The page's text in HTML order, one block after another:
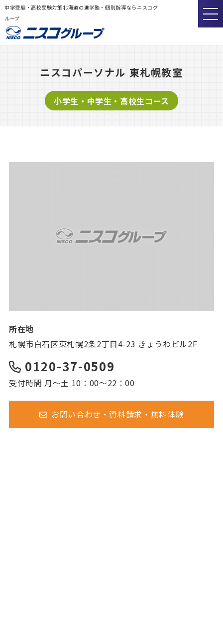
中学受験・高校受験対策北海道の進学塾・個別指導ならニスコグ
ループ
ニスコパーソナル 東札幌教室
小学生・中学生・高校生コース
所在地
札幌市白石区東札幌2条2丁目4-23 きょうわビル2F
0120-37-0509
受付時間 月～土 10：00～22：00
お問い合わせ・資料請求・無料体験